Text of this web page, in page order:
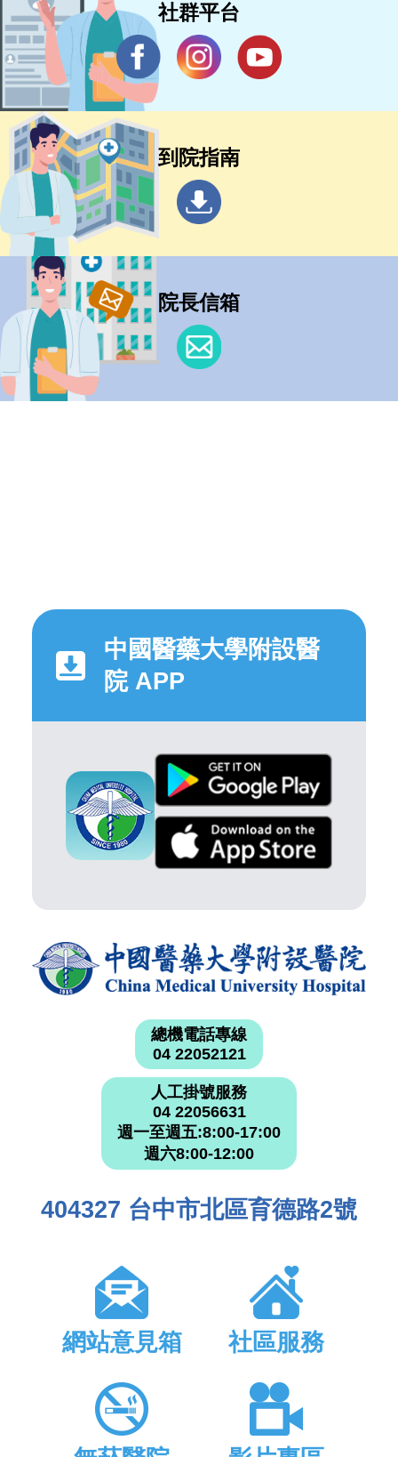
社群平台
到院指南
院長信箱
中國醫藥大學附設醫
院 APP
總機電話專線
04 22052121
人工掛號服務
04 22056631
週一至週五:8:00-17:00
週六8:00-12:00
404327 台中市北區育德路2號
網站意見箱 社區服務